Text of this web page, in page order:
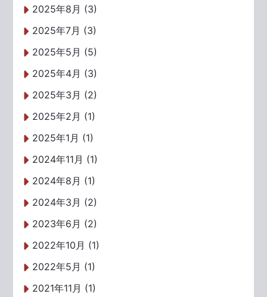
2025年8月 (3)
2025年7月 (3)
2025年5月 (5)
2025年4月 (3)
2025年3月 (2)
2025年2月 (1)
2025年1月 (1)
2024年11月 (1)
2024年8月 (1)
2024年3月 (2)
2023年6月 (2)
2022年10月 (1)
2022年5月 (1)
2021年11月 (1)